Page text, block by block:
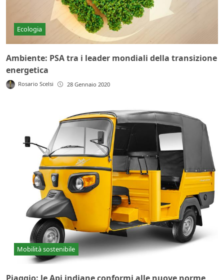
Ecologia
Ambiente: PSA tra i leader mondiali della transizione
energetica
Rosario Scelsi 28 Gennaio 2020
Mobilità sostenibile